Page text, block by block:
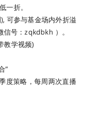
一折。
可参与基金场内外折溢
号：zqkdbkh ）。
教学视频)
”
度策略，每周两次直播